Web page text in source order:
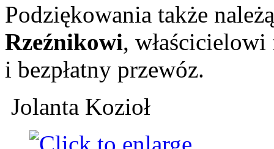
Podziękowania także
Rzeźnikowi,
i bezpłatny przewóz.
Jolanta Kozioł